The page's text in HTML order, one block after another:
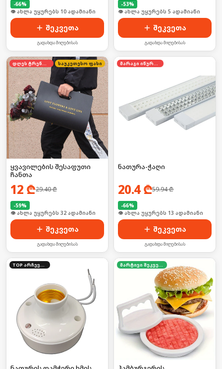
-66%
🛒 ბოლო 24სთ-ში იყიდა 18-მა
შეკვეთა
გადახდა მიღებისას
-53%
🛒 ბოლო 24სთ-ში იყიდა 53-მა
შეკვეთა
გადახდა მიღებისას
დღეს ტრენდში საუკეთესო ფასი
ყვავილების შესაფუთი
ჩანთა
12 ₾29.40₾
-59%
🛒 ბოლო 24სთ-ში იყიდა 43-მა
შეკვეთა
გადახდა მიღებისას
მარაგი იწურება
ნათურა-ჭაღი
20.4₾59.94₾
-66%
🛒 ბოლო 24სთ-ში იყიდა 19-მა
შეკვეთა
გადახდა მიღებისას
TOP არჩევანი მარტივი შეკვეთა